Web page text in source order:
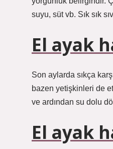
suyu, süt vb. Sık sık
El ayak
Son aylarda sıkça
bazen yetişkinleri de
ve ardından su dolu
El ayak